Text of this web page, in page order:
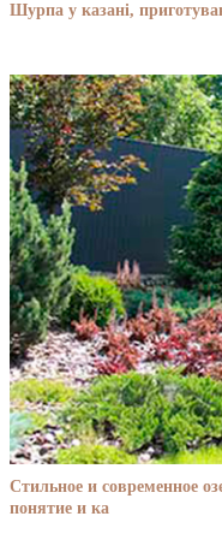
Шурпа у казані,
Стильное и современное
понятие и ка